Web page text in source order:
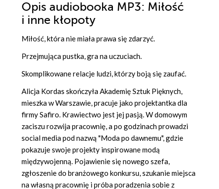
Opis audiobooka MP3: Miłość
i inne kłopoty
Miłość, która nie miała prawa się zdarzyć.
Przejmująca pustka, gra na uczuciach.
Skomplikowane relacje ludzi, którzy boją się zaufać.
Alicja Kordas skończyła Akademię Sztuk Pięknych,
mieszka w Warszawie, pracuje jako projektantka dla
firmy Safiro. Krawiectwo jest jej pasją. W domowym
zaciszu rozwija pracownię, a po godzinach prowadzi
social media pod nazwą "Moda po dawnemu", gdzie
pokazuje swoje projekty inspirowane modą
międzywojenną. Pojawienie się nowego szefa,
zgłoszenie do branżowego konkursu, szukanie miejsca
na własną pracownię i próba poradzenia sobie z